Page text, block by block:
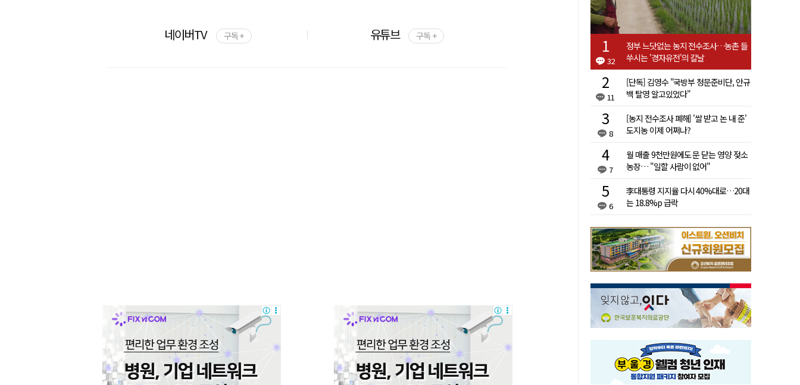
네이버TV 구독 + 유튜브 구독 +
32
정부 느닷없는 농지 전수조사…농촌 들
쑤시는 '경자유전'의 칼날
11
[단독] 김영수 "국방부 청문준비단, 안규
백 탈영 알고있었다"
8
[농지 전수조사 폐해] '쌀 받고 논 내 준'
도지농 이제 어쩌나?
7
월 매출 9천만원에도 문 닫는 영양 젖소
농장… "일할 사람이 없어"
6
李대통령 지지율 다시 40%대로…20대
는 18.8%p 급락